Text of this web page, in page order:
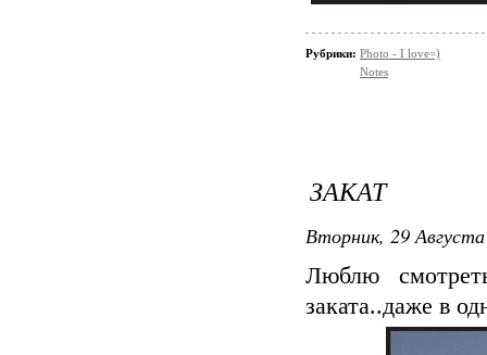
Рубрики: Photo - I love=)
Notes
ЗАКАТ
Вторник, 29
Люблю
заката..даже в